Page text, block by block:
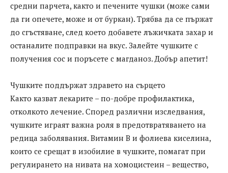
средни парчета, както и печените чушки (може сами
да ги опечете, може и от буркан). Трябва да се пържат
до сгъстяване, след което добавете лъжичката захар и
останалите подправки на вкус. Залейте чушките с
получения сос и поръсете с магданоз. Добър апетит!
Чушките поддържат здравето на сърцето
Както казват лекарите – по-добре профилактика,
отколкото лечение. Според различни изследвания,
чушките играят важна роля в предотвратяването на
редица заболявания. Витамин В и фолиева киселина,
които се срещат в изобилие в чушките, помагат при
регулирането на нивата на хомоцистеин – вещество,